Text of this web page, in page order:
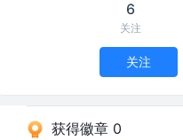
6
关注
关注
获得徽章 0